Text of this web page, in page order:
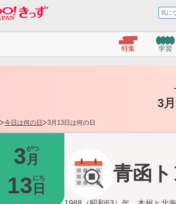
気
に
な
る
こ
よ
特集 学習
3
今日は何の日 3月13日は何の日
3月
がつ
13 日
にち 青函